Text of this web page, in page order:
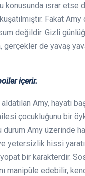
konusunda ısrar etse
Fakat Amy
değildir. Gizli
gerçekler de yavaş
içerir.
Amy, hayatı
çocukluğunu bir
durum Amy üzerinde
yetersizlik hissi
bir karakterdir.
manipüle edebilir,